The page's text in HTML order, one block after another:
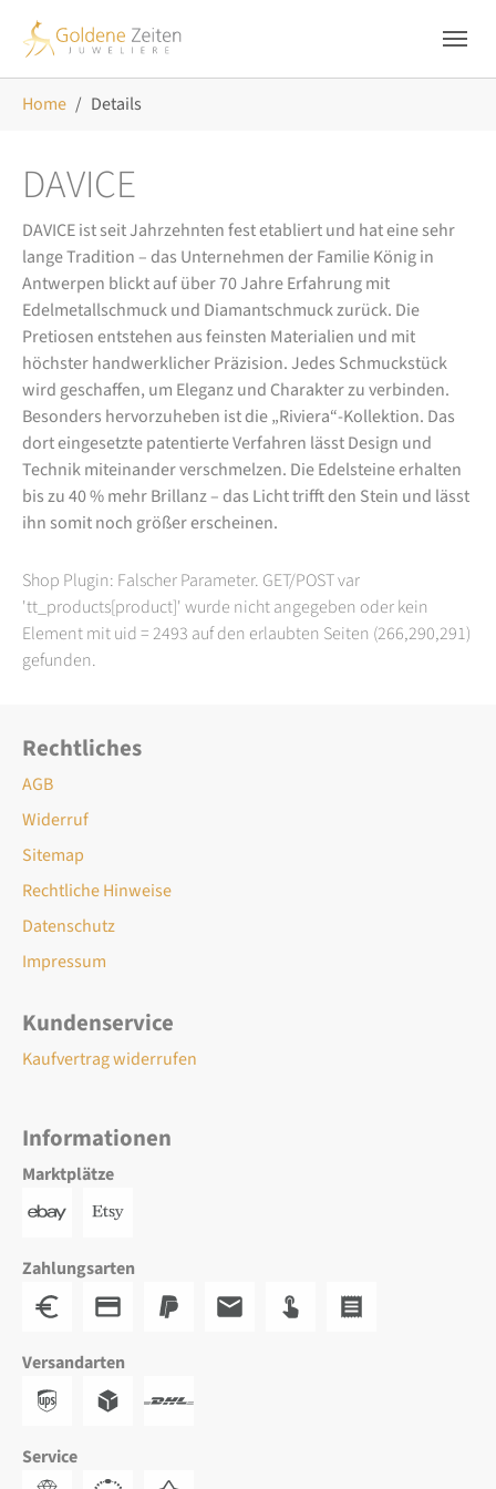
Home Details
DAVICE
DAVICE ist seit Jahrzehnten fest etabliert und hat eine sehr
lange Tradition – das Unternehmen der Familie König in
Antwerpen blickt auf über 70 Jahre Erfahrung mit
Edelmetallschmuck und Diamantschmuck zurück. Die
Pretiosen entstehen aus feinsten Materialien und mit
höchster handwerklicher Präzision. Jedes Schmuckstück
wird geschaffen, um Eleganz und Charakter zu verbinden.
Besonders hervorzuheben ist die „Riviera“-Kollektion. Das
dort eingesetzte patentierte Verfahren lässt Design und
Technik miteinander verschmelzen. Die Edelsteine erhalten
bis zu 40 % mehr Brillanz – das Licht trifft den Stein und lässt
ihn somit noch größer erscheinen.
Shop Plugin: Falscher Parameter. GET/POST var
'tt_products[product]' wurde nicht angegeben oder kein
Element mit uid = 2493 auf den erlaubten Seiten (266,290,291)
gefunden.
Rechtliches
AGB
Widerruf
Sitemap
Rechtliche Hinweise
Datenschutz
Impressum
Kundenservice
Kaufvertrag widerrufen
Informationen
Marktplätze
Zahlungsarten
Versandarten
Service